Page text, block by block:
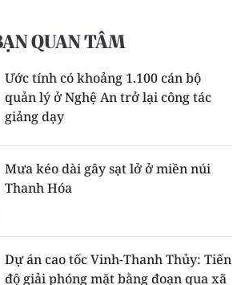
QUAN TÂM
Ước tính có khoảng 1.100 cán bộ
quản lý ở Nghệ An trở lại công tác
giảng dạy
Mưa kéo dài gây sạt lở ở miền núi
Thanh Hóa
Dự án cao tốc Vinh-Thanh Thủy: Tiến
độ giải phóng mặt bằng đoạn qua xã